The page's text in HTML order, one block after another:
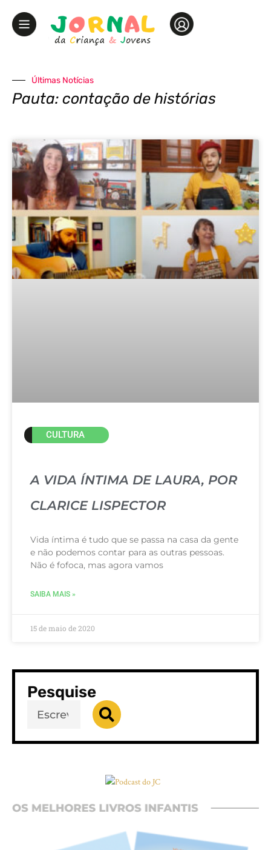
Últimas Notícias
Pauta: contação de histórias
CULTURA
A VIDA ÍNTIMA DE LAURA, POR
CLARICE LISPECTOR
Vida íntima é tudo que se passa na casa da gente
e não podemos contar para as outras pessoas.
Não é fofoca, mas agora vamos
SAIBA MAIS »
15 de maio de 2020
Pesquise